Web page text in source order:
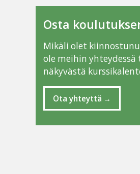
Osta
Mikäli olet
ole meihin
näkyvästä
Ota yhteyttä